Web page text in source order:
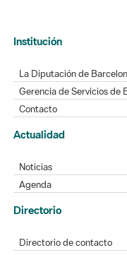
Institución
La Diputación de
Gerencia de Servicios de
Contacto
Actualidad
Noticias
Agenda
Directorio
Directorio de contacto